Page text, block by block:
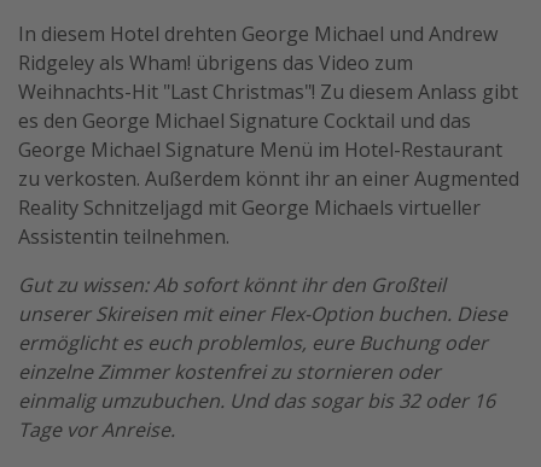
In diesem Hotel drehten George Michael und Andrew
Ridgeley als Wham! übrigens das Video zum
Weihnachts-Hit "Last Christmas"! Zu diesem Anlass gibt
es den George Michael Signature Cocktail und das
George Michael Signature Menü im Hotel-Restaurant
zu verkosten. Außerdem könnt ihr an einer Augmented
Reality Schnitzeljagd mit George Michaels virtueller
Assistentin teilnehmen.
Gut zu wissen: Ab sofort könnt ihr den Großteil
unserer Skireisen mit einer Flex-Option buchen. Diese
ermöglicht es euch problemlos, eure Buchung oder
einzelne Zimmer kostenfrei zu stornieren oder
einmalig umzubuchen. Und das sogar bis 32 oder 16
Tage vor Anreise.